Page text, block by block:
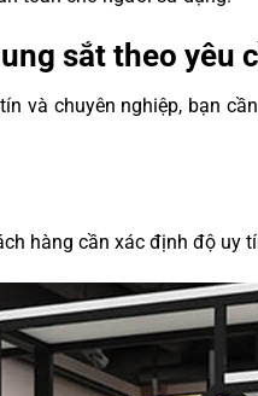
sắt theo yêu
và chuyên nghiệp, bạn
hàng cần xác định độ uy